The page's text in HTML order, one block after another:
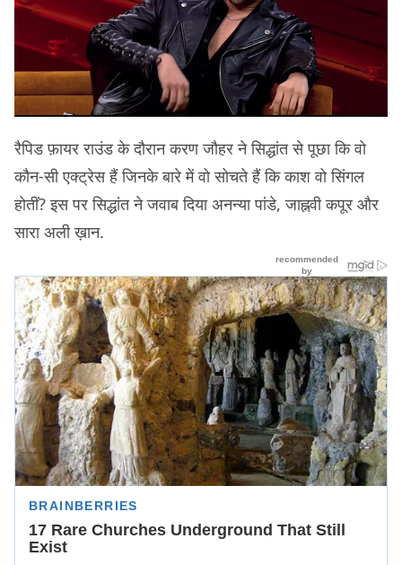
रैपिड फ़ायर राउंड के दौरान करण जौहर ने सिद्धांत से पूछा कि वो
कौन-सी एक्ट्रेस हैं जिनके बारे में वो सोचते हैं कि काश वो सिंगल
होतीं? इस पर सिद्धांत ने जवाब दिया अनन्या पांडे, जाह्नवी कपूर और
सारा अली ख़ान.